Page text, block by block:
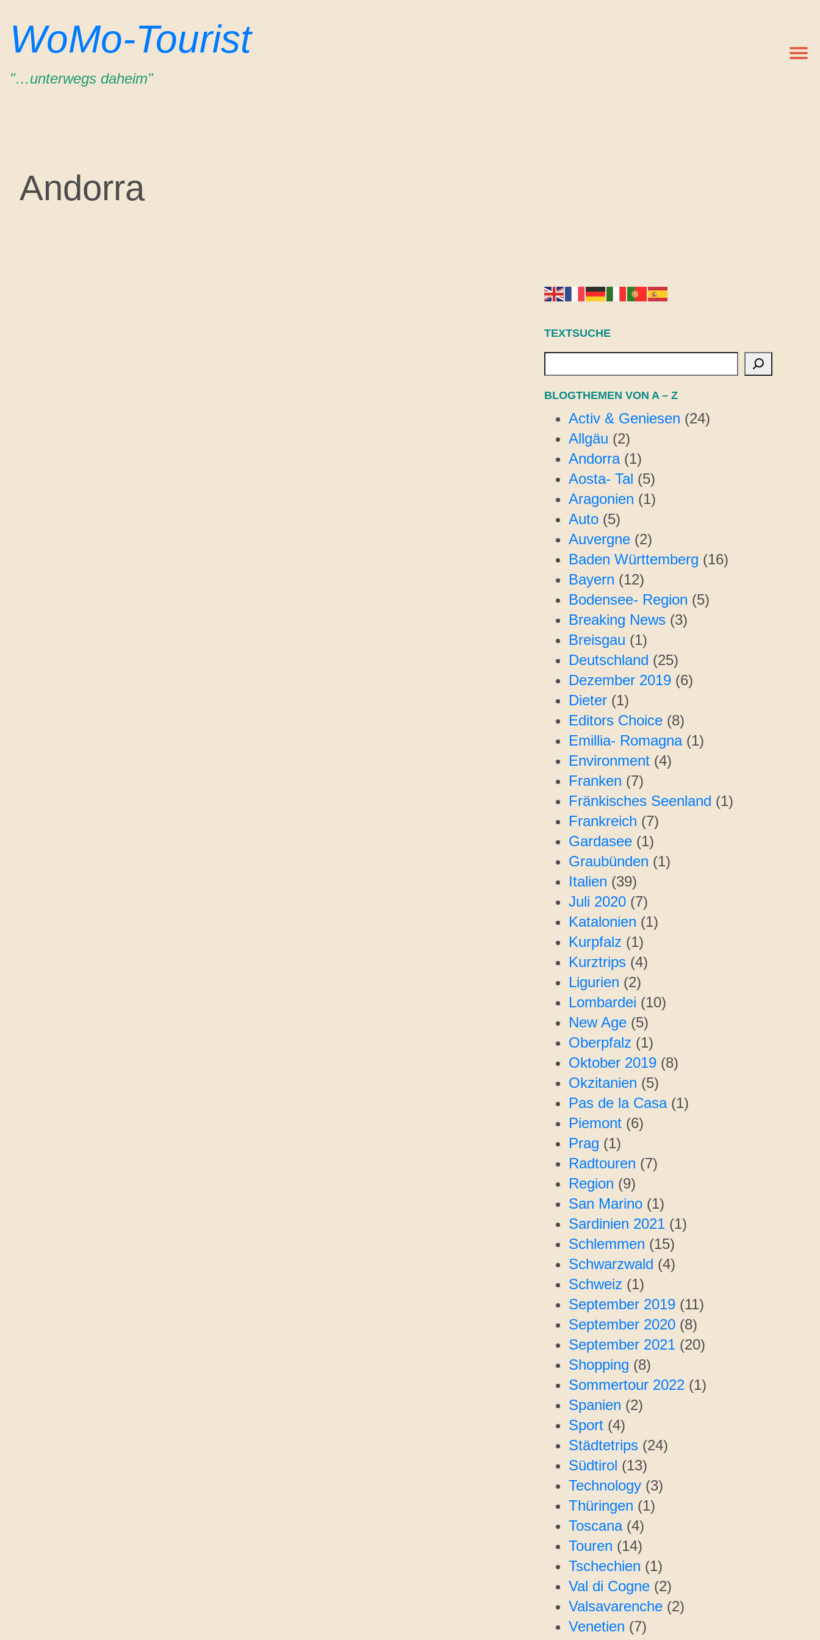
Inhalt
springen
WoMo-Tourist
"…unterwegs daheim"
Andorra
TEXTSUCHE
BLOGTHEMEN VON A – Z
Activ & Geniesen (24)
Allgäu (2)
Andorra(1)
Aosta- Tal (5)
Aragonien (1)
Auto(5)
Auvergne(2)
Baden Württemberg (16)
Bayern (12)
Bodensee- Region (5)
Breaking News(3)
Breisgau (1)
Deutschland (25)
Dezember 2019(6)
Dieter(1)
Editors Choice(8)
Emillia- Romagna(1)
Environment(4)
Franken (7)
Fränkisches Seenland (1)
Frankreich (7)
Gardasee(1)
Graubünden (1)
Italien (39)
Juli 2020(7)
Katalonien (1)
Kurpfalz (1)
Kurztrips(4)
Ligurien (2)
Lombardei (10)
New Age(5)
Oberpfalz (1)
Oktober 2019(8)
Okzitanien (5)
Pas de la Casa(1)
Piemont(6)
Prag (1)
Radtouren (7)
Region (9)
San Marino(1)
Sardinien 2021(1)
Schlemmen (15)
Schwarzwald (4)
Schweiz (1)
September 2019(11)
September 2020(8)
September 2021(20)
Shopping (8)
Sommertour 2022(1)
Spanien (2)
Sport(4)
Städtetrips(24)
Südtirol (13)
Technology(3)
Thüringen (1)
Toscana(4)
Touren (14)
Tschechien (1)
Val di Cogne(2)
Valsavarenche(2)
Venetien (7)